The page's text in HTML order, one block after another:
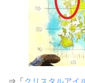
⇒「 クリスタルアイ